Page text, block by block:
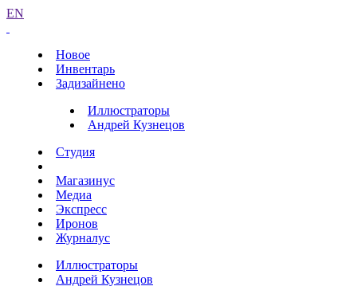
EN
Новое
Инвентарь
Задизайнено
Иллюстраторы
Андрей Кузнецов
Студия
Магазинус
Медиа
Экспресс
Иронов
Журналус
Иллюстраторы
Андрей Кузнецов